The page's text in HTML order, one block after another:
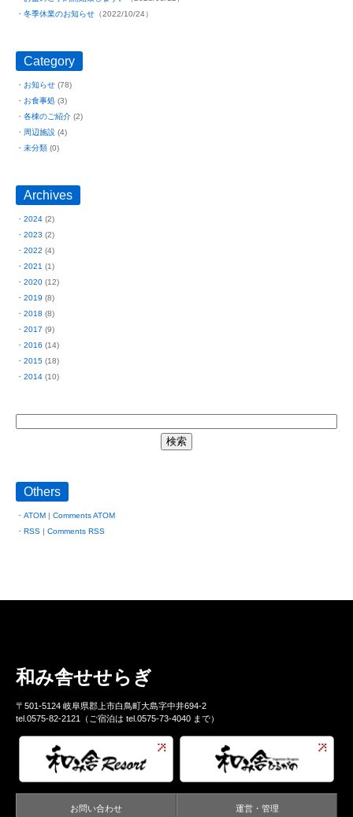
冬季休業のお知らせ （2022/10/24）
Category
お知らせ (78)
お食事処 (3)
各棟のご紹介 (2)
周辺施設 (4)
未分類 (0)
Archives
2024 (2)
2023 (2)
2022 (4)
2021 (1)
2020 (12)
2019 (8)
2018 (8)
2017 (9)
2016 (14)
2015 (18)
2014 (10)
Others
ATOM | Comments ATOM
RSS | Comments RSS
和み舎せせらぎ
〒501-5124 岐阜県郡上市白鳥町大島字中井694-2
tel.0575-82-2121（ご宿泊は tel.0575-73-4040 まで）
お問い合わせ 運営・管理